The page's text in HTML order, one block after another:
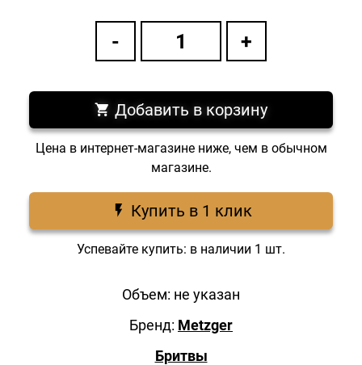
Добавить в корзину
Цена в интернет-магазине ниже, чем в обычном
магазине.
Купить в 1 клик
Успевайте купить: в наличии 1 шт.
Объем: не указан
Бренд: Metzger
Бритвы